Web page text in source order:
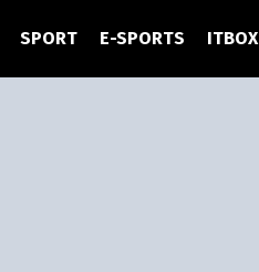
SPORT E-SPORTS ITBOX